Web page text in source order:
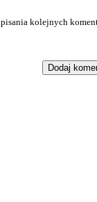
kolejnych